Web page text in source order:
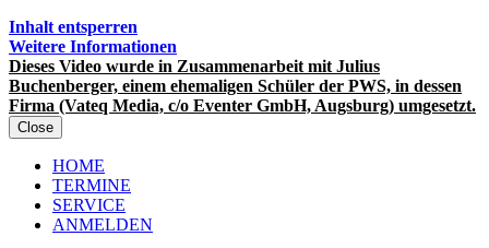
Inhalt entsperren
Weitere Informationen
Dieses Video wurde in Zusammenarbeit mit Julius
Buchenberger, einem ehemaligen Schüler der PWS, in dessen
Firma (Vateq Media, c/o Eventer GmbH, Augsburg) umgesetzt.
Close
HOME
TERMINE
SERVICE
ANMELDEN